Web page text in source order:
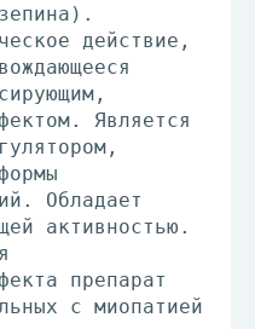
действие,
Является
Обладает
активностью.
препарат
с миопатией